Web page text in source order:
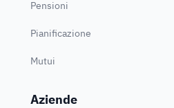
Pensioni
Pianificazione
Mutui
Aziende